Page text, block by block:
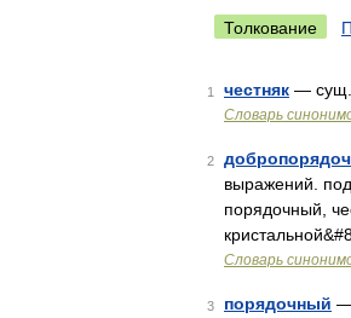
Толкование
1 честняк — сущ.,
Словарь
2
выражений.
порядочный,
Словарь
3 порядочный —